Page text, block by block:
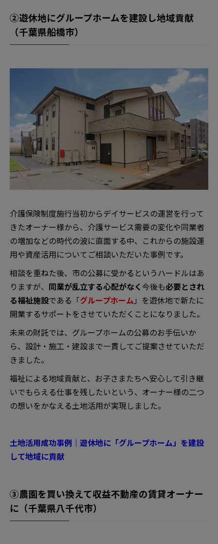
②遊休地にグループホームを建設し地域貢献
（千葉県船橋市）
介護保険制度施行当初からデイサービスの運営を行って
きたオーナー様から、介護サービス需要の変化や同業者
の増加などの時代の波に直面する中、これからの施設運
用や資産活用についてご相談いただいた事例です。
相談を重ねた後、市の公募に受かるというハードルはあ
りますが、 同業が乱立する心配がなく 今後も必要とされ
る福祉施設である「グループホーム 」を遊休地で新たに
開業するサポートをさせていただくことになりました。
未来の財託では、グループホームの公募のお手伝いか
ら、設計・施工・建設まで一貫してご提案させていただ
きました。
福祉による地域貢献と、お子さまたちへ安心して引き継
いでもらえる仕事を残したいという、オーナー様の二つ
の想いをかなえる土地活用が実現しました。
土地活用成功事例｜遊休地に「グループホーム」を建設
して地域に貢献
③農園を買い換えて収益不動産の賃貸オーナー
に（千葉県八千代市）